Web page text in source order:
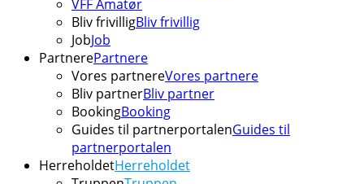
VFF Amatør
Bliv frivilligBliv frivillig
JobJob
PartnerePartnere
Vores partnereVores partnere
Bliv partnerBliv partner
BookingBooking
Guides til partnerportalenGuides til
partnerportalen
HerreholdetHerreholdet